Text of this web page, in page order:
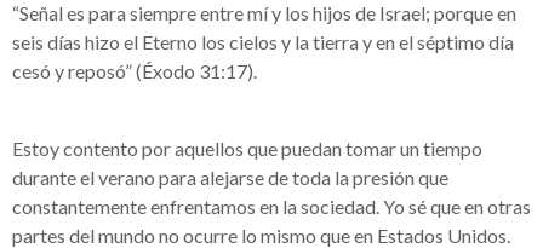
“Señal es para siempre entre mí y los hijos de Israel; porque en
seis días hizo el Eterno los cielos y la tierra y en el séptimo día
cesó y reposó” (Éxodo 31:17).
Estoy contento por aquellos que puedan tomar un tiempo
durante el verano para alejarse de toda la presión que
constantemente enfrentamos en la sociedad. Yo sé que en otras
partes del mundo no ocurre lo mismo que en Estados Unidos.